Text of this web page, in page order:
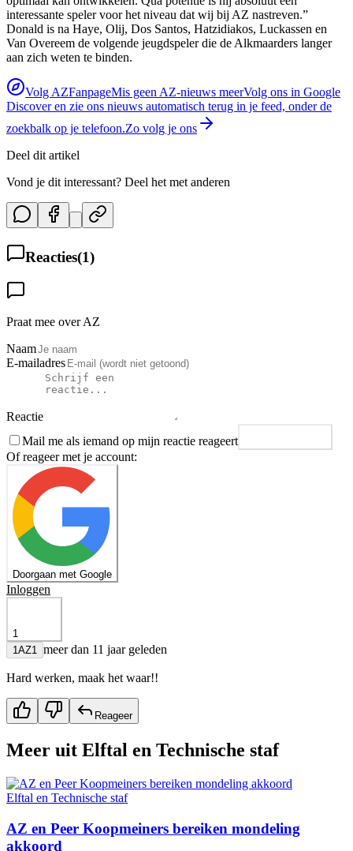
interessante speler voor het niveau dat wij bij AZ nastreven.”
Donald is na Haye, Olij, Dos Santos, Hatzidiakos, Luckassen en
Van Overeem de volgende jeugdspeler die de Alkmaarders langer
aan zich weten te binden.
Volg AZFanpageMis geen AZ-nieuws meerVolg ons in Google
Discover en zie ons nieuws automatisch terug in je feed, onder de
zoekbalk op je telefoon.Zo volg je ons
Deel dit artikel
Vond je dit interessant? Deel het met anderen
Reacties(1)
Praat mee over AZ
Naam
E-mailadres
Reactie
Mail me als iemand op mijn reactie reageert
Of reageer met je account:
Doorgaan met Google
Inloggen
1
1AZ1 meer dan 11 jaar geleden
Hard werken, maak het waar!!
Reageer
Meer uit Elftal en Technische staf
Elftal en Technische staf
AZ en Peer Koopmeiners bereiken mondeling
akkoord